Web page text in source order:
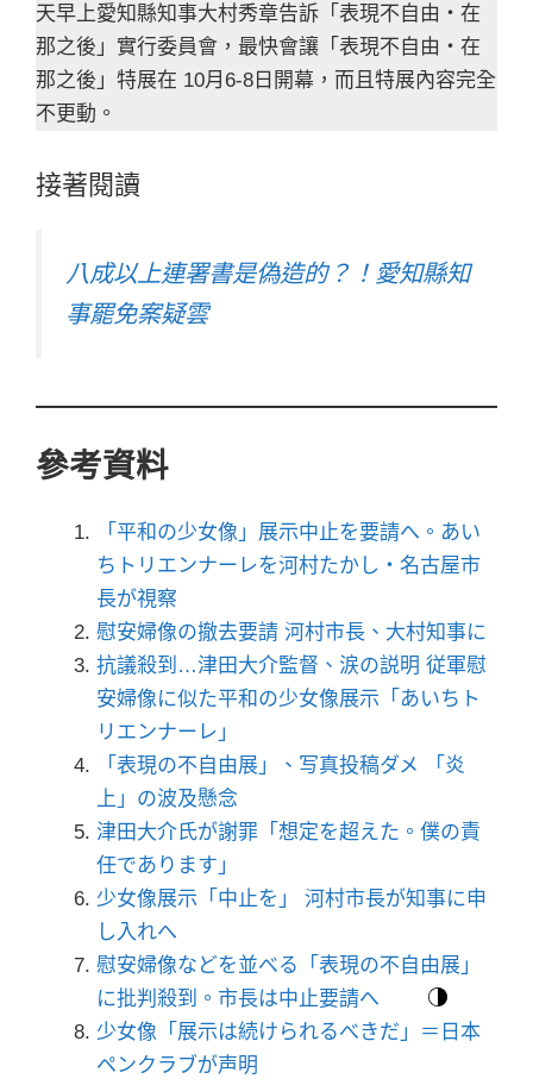
天早上愛知縣知事大村秀章告訴「表現不自由・在
那之後」實行委員會，最快會讓「表現不自由・在
那之後」特展在 10月6-8日開幕，而且特展內容完全
不更動。
接著閱讀
八成以上連署書是偽造的？！愛知縣知
事罷免案疑雲
參考資料
「平和の少女像」展示中止を要請へ。あい
ちトリエンナーレを河村たかし・名古屋市
長が視察
慰安婦像の撤去要請 河村市長、大村知事に
抗議殺到…津田大介監督、涙の説明 従軍慰
安婦像に似た平和の少女像展示「あいちト
リエンナーレ」
「表現の不自由展」、写真投稿ダメ 「炎
上」の波及懸念
津田大介氏が謝罪「想定を超えた。僕の責
任であります」
少女像展示「中止を」 河村市長が知事に申
し入れへ
慰安婦像などを並べる「表現の不自由展」
に批判殺到。市長は中止要請へ
少女像「展示は続けられるべきだ」＝日本
ペンクラブが声明